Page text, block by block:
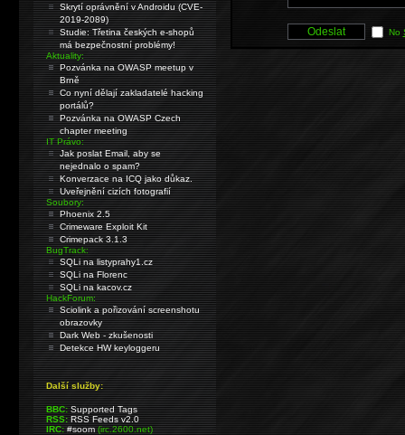
No
Skrytí oprávnění v Androidu (CVE-
2019-2089)
Studie: Třetina českých e-shopů
má bezpečnostní problémy!
Aktuality:
Pozvánka na OWASP meetup v
Brně
Co nyní dělají zakladatelé hacking
portálů?
Pozvánka na OWASP Czech
chapter meeting
IT Právo:
Jak poslat Email, aby se
nejednalo o spam?
Konverzace na ICQ jako důkaz.
Uveřejnění cizích fotografií
Soubory:
Phoenix 2.5
Crimeware Exploit Kit
Crimepack 3.1.3
BugTrack:
SQLi na listyprahy1.cz
SQLi na Florenc
SQLi na kacov.cz
HackForum:
Sciolink a pořizování screenshotu
obrazovky
Dark Web - zkušenosti
Detekce HW keyloggeru
Další služby:
BBC: Supported Tags
RSS: RSS Feeds v2.0
IRC: #soom(irc.2600.net)